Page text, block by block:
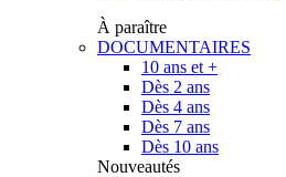
À paraître
DOCUMENTAIRES
10 ans et +
Dès 2 ans
Dès 4 ans
Dès 7 ans
Dès 10 ans
Nouveautés